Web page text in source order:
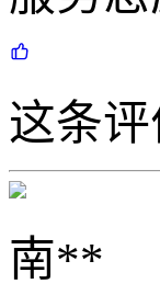
这条
南**